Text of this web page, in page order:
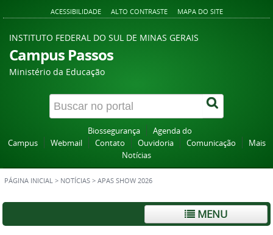
ACESSIBILIDADE ALTO CONTRASTE MAPA DO SITE
INSTITUTO FEDERAL DO SUL DE MINAS GERAIS
Campus Passos
Ministério da Educação
Biossegurança
Agenda do
Campus
Webmail Contato Ouvidoria Comunicação
Mais
Notícias
PÁGINA INICIAL > NOTÍCIAS > APAS SHOW 2026
MENU